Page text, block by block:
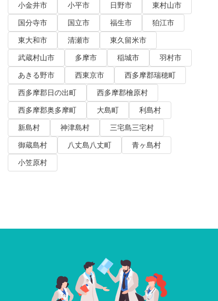
小金井市
小平市 日野市
東村山市
国分寺市
国立市 福生市
狛江市
東大和市
清瀬市
東久留米市
武蔵村山市
多摩市 稲城市
羽村市
あきる野市
西東京市
西多摩郡瑞穂町
西多摩郡日の出町
西多摩郡檜原村
西多摩郡奥多摩町
大島町
利島村
新島村
神津島村
三宅島三宅村
御蔵島村
八丈島八丈町
青ヶ島村
小笠原村